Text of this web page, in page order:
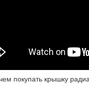
покупать крышку